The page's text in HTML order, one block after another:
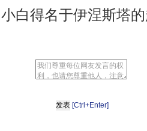
得名于伊涅斯塔的
[Ctrl+Enter]